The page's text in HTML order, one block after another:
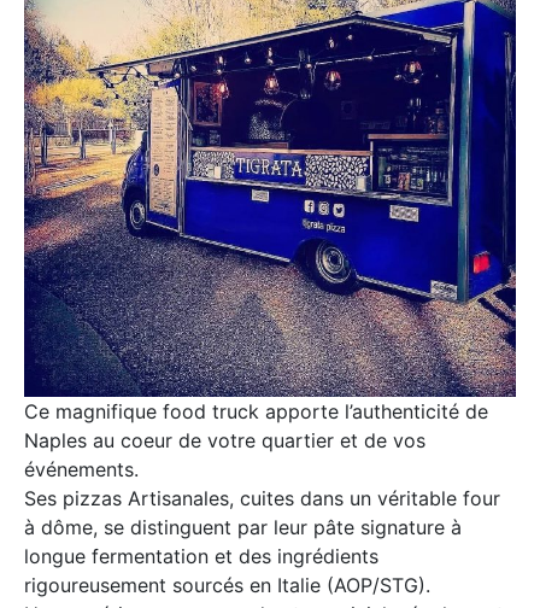
Ce magnifique food truck apporte l’authenticité de
Naples au coeur de votre quartier et de vos
événements.
Ses pizzas Artisanales, cuites dans un véritable four
à dôme, se distinguent par leur pâte signature à
longue fermentation et des ingrédients
rigoureusement sourcés en Italie (AOP/STG).